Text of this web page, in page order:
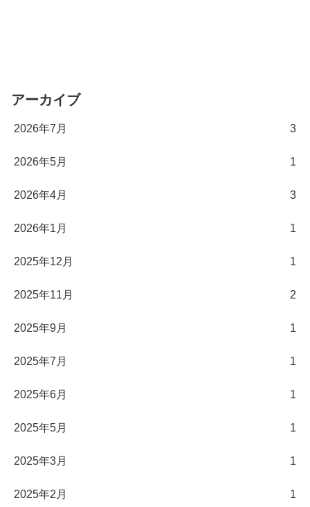
アーカイブ
2026年7月 3
2026年5月 1
2026年4月 3
2026年1月 1
2025年12月 1
2025年11月 2
2025年9月 1
2025年7月 1
2025年6月 1
2025年5月 1
2025年3月 1
2025年2月 1